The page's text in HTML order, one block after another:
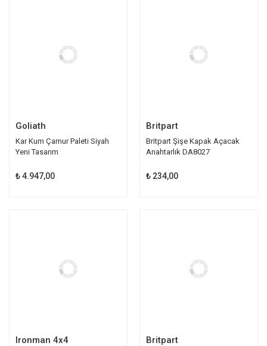
Goliath
Kar Kum Çamur Paleti Siyah
Yeni Tasarım
₺ 4.947,00
Britpart
Britpart Şişe Kapak Açacak
Anahtarlık DA8027
₺ 234,00
Ironman 4x4 Britpart